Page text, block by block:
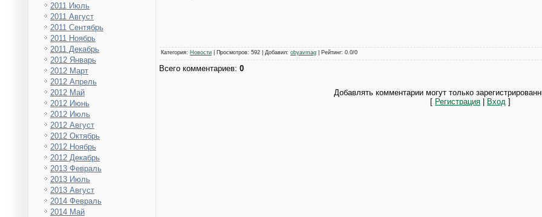
2011 Июль
2011 Август
2011 Сентябрь
2011 Ноябрь
2011 Декабрь
2012 Январь
2012 Март
2012 Апрель
2012 Май
2012 Июнь
2012 Июль
2012 Август
2012 Октябрь
2012 Ноябрь
2012 Декабрь
2013 Февраль
2013 Июль
2013 Август
2014 Февраль
2014 Май
Категория: Новости Просмотров: 592 | Добавил: obyavmag Рейтинг: 0.0/0
Всего комментариев: 0
Добавлять комментарии могут только
[ Регистрация Вход ]